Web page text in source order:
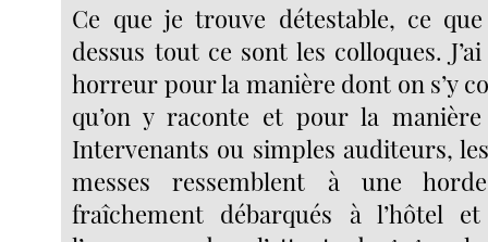
Ce que je trouve détestable, ce
dessus tout ce sont les colloques.
horreur pour la manière dont on s’y
qu’on y raconte et pour la
Intervenants ou simples auditeurs,
messes ressemblent à une
fraîchement débarqués à l’hôtel